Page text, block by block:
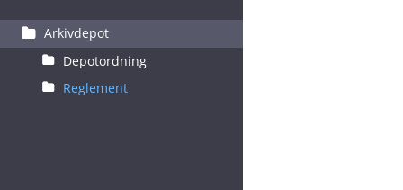
Arkivdepot
Depotordning
Reglement